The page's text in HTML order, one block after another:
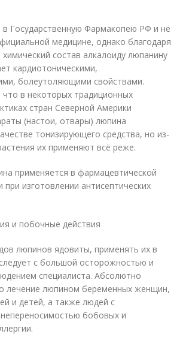
в Государственную Фармакопею РФ и не
медицине, однако благодаря
состав алкалоиду люпанину
кардиотоническими,
болеутоляющими свойствами.
в некоторых традиционных
стран Северной Америки
(настои, отвары) люпина
тонизирующего средства, но из-
их применяют всё реже.
применяется в фармацевтической
изготовлении антисептических
и побочные действия
люпинов ядовиты, применять их в
с большой осторожностью и
специалиста. Абсолютно
лечение люпином беременных женщин,
и детей, а также людей с
бобовых и